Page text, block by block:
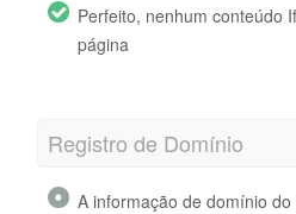
Perfeito, nenhum conteúdo
página
Registro de Domínio
A informação de domínio